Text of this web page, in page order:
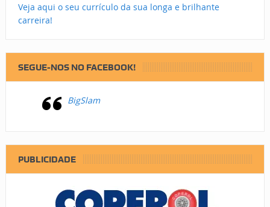
Veja aqui o seu currículo da sua longa e brilhante
carreira!
SEGUE-NOS NO FACEBOOK!
BigSlam
PUBLICIDADE